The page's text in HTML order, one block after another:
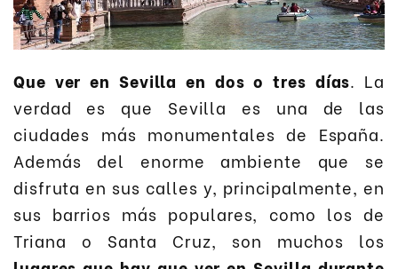
Que ver en Sevilla en dos o tres días. La
verdad es que Sevilla es una de las
ciudades más monumentales de España.
Además del enorme ambiente que se
disfruta en sus calles y, principalmente, en
sus barrios más populares, como los de
Triana o Santa Cruz, son muchos los